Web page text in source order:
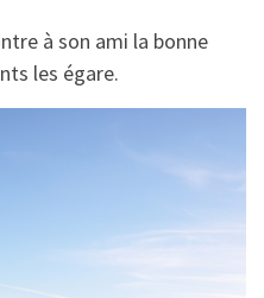
à son ami la bonne
les égare.